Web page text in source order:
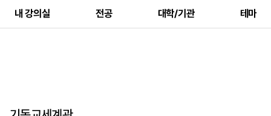
내 강의실 전공 대학/기관 테마